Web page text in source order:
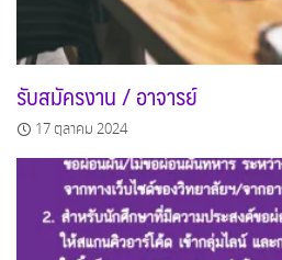
รับสมัครงาน / อาจารย์
17 ตุลาคม 2024